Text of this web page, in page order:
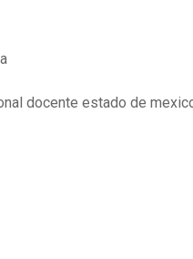
docente estado de